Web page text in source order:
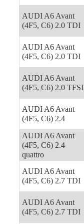
AUDI A6 Avant
(4F5, C6) 2.0 TDI
AUDI A6 Avant
(4F5, C6) 2.0 TDI
AUDI A6 Avant
(4F5, C6) 2.0 TFSI
AUDI A6 Avant
(4F5, C6) 2.4
AUDI A6 Avant
(4F5, C6) 2.4
quattro
AUDI A6 Avant
(4F5, C6) 2.7 TDI
AUDI A6 Avant
(4F5, C6) 2.7 TDI